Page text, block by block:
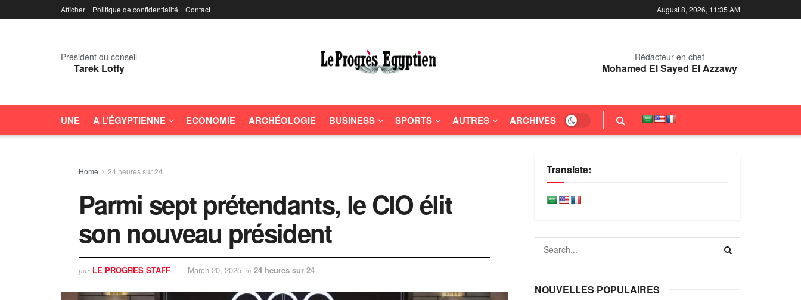
Afficher Politique de confidentialité Contact August 8, 2026, 11:35 AM
Président du conseil
Tarek Lotfy
Rédacteur en chef
Mohamed El Sayed El Azzawy
UNE A L’ÉGYPTIENNE ECONOMIE ARCHÉOLOGIE BUSINESS SPORTS AUTRES ARCHIVES
Home 24 heures sur 24
Parmi sept prétendants, le CIO élit
son nouveau président
par LE PROGRES STAFF March 20, 2025 in 24 heures sur 24
Translate:
NOUVELLES POPULAIRES